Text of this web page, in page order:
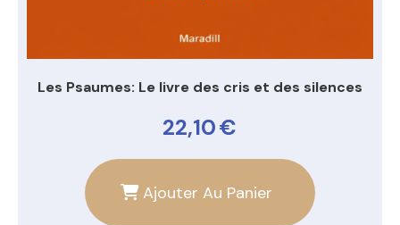
Les Psaumes: Le livre des cris et des silences
22,10€
Ajouter Au Panier